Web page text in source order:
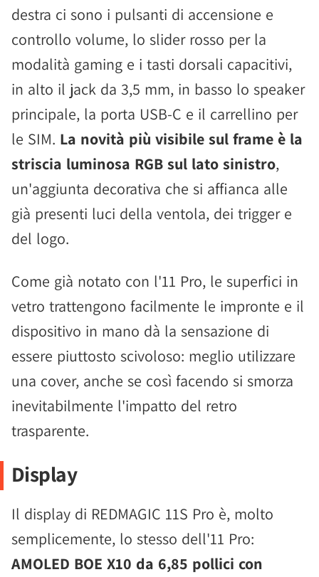
destra ci sono i pulsanti di accensione e
controllo volume, lo slider rosso per la
modalità gaming e i tasti dorsali capacitivi,
in alto il jack da 3,5 mm, in basso lo speaker
principale, la porta USB-C e il carrellino per
le SIM. La novità più visibile sul frame è la
striscia luminosa RGB sul lato sinistro,
un'aggiunta decorativa che si affianca alle
già presenti luci della ventola, dei trigger e
del logo.
Come già notato con l'11 Pro, le superfici in
vetro trattengono facilmente le impronte e il
dispositivo in mano dà la sensazione di
essere piuttosto scivoloso: meglio utilizzare
una cover, anche se così facendo si smorza
inevitabilmente l'impatto del retro
trasparente.
Display
Il display di REDMAGIC 11S Pro è, molto
semplicemente, lo stesso dell'11 Pro:
AMOLED BOE X10 da 6,85 pollici con